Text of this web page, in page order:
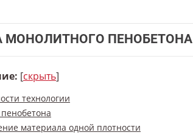
МОНОЛИТНОГО ПЕНОБЕТОНА
[скрыть]
технологии
материала одной плотности